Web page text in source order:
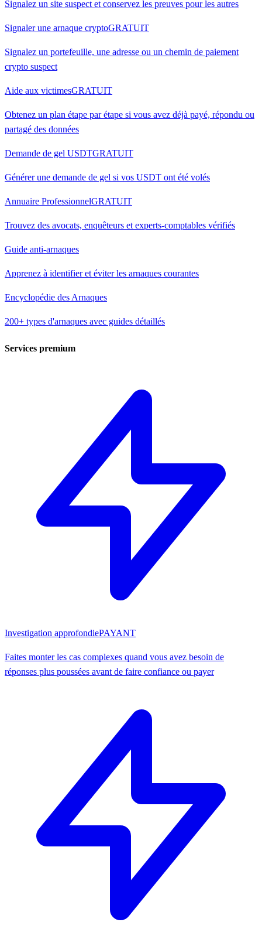
Signalez un site suspect et conservez les preuves pour les autres
Signaler une arnaque cryptoGRATUIT
Signalez un portefeuille, une adresse ou un chemin de paiement
crypto suspect
Aide aux victimesGRATUIT
Obtenez un plan étape par étape si vous avez déjà payé, répondu ou
partagé des données
Demande de gel USDTGRATUIT
Générer une demande de gel si vos USDT ont été volés
Annuaire ProfessionnelGRATUIT
Trouvez des avocats, enquêteurs et experts-comptables vérifiés
Guide anti-arnaques
Apprenez à identifier et éviter les arnaques courantes
Encyclopédie des Arnaques
200+ types d'arnaques avec guides détaillés
Services premium
Investigation approfondiePAYANT
Faites monter les cas complexes quand vous avez besoin de
réponses plus poussées avant de faire confiance ou payer